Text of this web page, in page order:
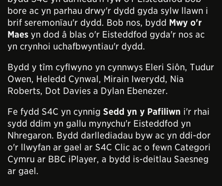
bore ac yn parhau drwy'r dydd gyda sylw llawn i
brif seremonïau'r dydd. Bob nos, bydd Mwy o'r
Maes yn dod â blas o'r Eisteddfod gyda'r nos ac
yn crynhoi uchafbwyntiau'r dydd.
Bydd y tîm cyflwyno yn cynnwys Eleri Siôn, Tudur
Owen, Heledd Cynwal, Mirain Iwerydd, Nia
Roberts, Dot Davies a Dylan Ebenezer.
Fe fydd S4C yn cynnig Sedd yn y Pafiliwn i'r rhai
sydd ddim yn gallu mynychu'r Eisteddfod yn
Nhregaron. Bydd darllediadau byw ac yn ddi-dor
o'r llwyfan ar gael ar S4C Clic ac o fewn Categori
Cymru ar BBC iPlayer, a bydd is-deitlau Saesneg
ar gael.